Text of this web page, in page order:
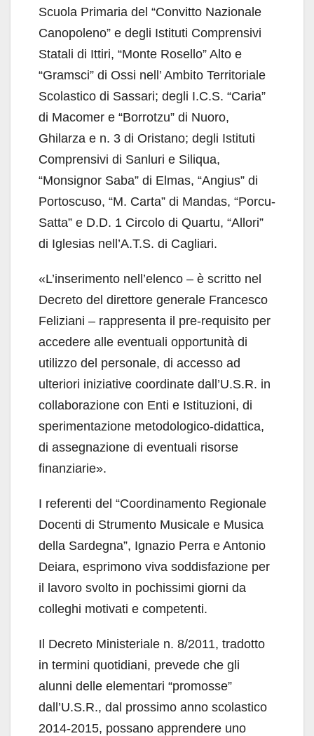
Scuola Primaria del “Convitto Nazionale
Canopoleno” e degli Istituti Comprensivi
Statali di Ittiri, “Monte Rosello” Alto e
“Gramsci” di Ossi nell’ Ambito Territoriale
Scolastico di Sassari; degli I.C.S. “Caria”
di Macomer e “Borrotzu” di Nuoro,
Ghilarza e n. 3 di Oristano; degli Istituti
Comprensivi di Sanluri e Siliqua,
“Monsignor Saba” di Elmas, “Angius” di
Portoscuso, “M. Carta” di Mandas, “Porcu-
Satta” e D.D. 1 Circolo di Quartu, “Allori”
di Iglesias nell’A.T.S. di Cagliari.
«L’inserimento nell’elenco – è scritto nel
Decreto del direttore generale Francesco
Feliziani – rappresenta il pre-requisito per
accedere alle eventuali opportunità di
utilizzo del personale, di accesso ad
ulteriori iniziative coordinate dall’U.S.R. in
collaborazione con Enti e Istituzioni, di
sperimentazione metodologico-didattica,
di assegnazione di eventuali risorse
finanziarie».
I referenti del “Coordinamento Regionale
Docenti di Strumento Musicale e Musica
della Sardegna”, Ignazio Perra e Antonio
Deiara, esprimono viva soddisfazione per
il lavoro svolto in pochissimi giorni da
colleghi motivati e competenti.
Il Decreto Ministeriale n. 8/2011, tradotto
in termini quotidiani, prevede che gli
alunni delle elementari “promosse”
dall’U.S.R., dal prossimo anno scolastico
2014-2015, possano apprendere uno